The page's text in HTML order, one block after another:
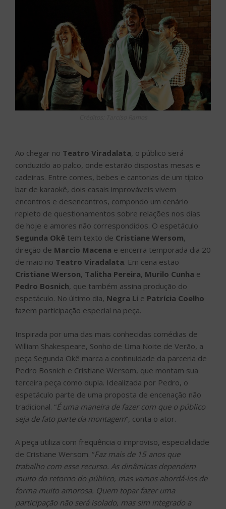
Ao chegar no Teatro Viradalata, o público será
conduzido ao palco, onde estarão dispostas mesas e
cadeiras. Entre comes, bebes e cantorias de um típico
bar de karaokê, dois casais improváveis vivem
encontros e desencontros, compondo um cenário
repleto de questionamentos sobre relações nos dias
de hoje e amores não correspondidos. O espetáculo
Segunda Okê tem texto de Cristiane Wersom,
direção de Marcio Macena e encerra temporada dia 20
de maio no Teatro Viradalata. Em cena estão
Cristiane Werson, Talitha Pereira, Murilo Cunha e
Pedro Bosnich, que também assina produção do
espetáculo. No último dia, Negra Li e Patrícia Coelho
fazem participação especial na peça.
Inspirada por uma das mais conhecidas comédias de
William Shakespeare, Sonho de Uma Noite de Verão, a
peça Segunda Okê marca a continuidade da parceria de
Pedro Bosnich e Cristiane Wersom, que montam sua
terceira peça como dupla. Idealizada por Pedro, o
espetáculo parte de uma proposta de encenação não
tradicional. “É uma maneira de fazer com que o público
seja de fato parte da montagem“, conta o ator.
A peça utiliza com frequência o improviso, especialidade
de Cristiane Wersom. “Faz mais de 15 anos que
trabalho com esse recurso. As dinâmicas dependem
muito do retorno do público, mas vamos abordá-los de
forma muito amorosa. Quem topar fazer uma
participação não será isolado, mas sim integrado a